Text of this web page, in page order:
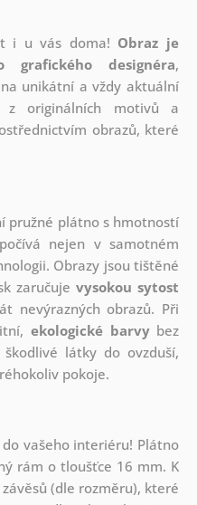
i u vás doma! Obraz je
grafického designéra,
unikátní a vždy aktuální
z originálních motivů a
obrazů, které
pružné plátno s hmotností
nejen v samotném
Obrazy jsou tištěné
zaručuje vysokou sytost
nevýrazných obrazů. Při
ekologické barvybez
látky do ovzduší,
pokoje.
vašeho interiéru! Plátno
rám o tloušťce 16 mm. K
(dle rozměru), které